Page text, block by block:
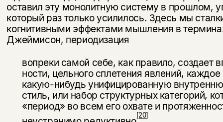
оставил эту монолитную систему в прошлом,
который раз только усилилось. Здесь мы
когнитивными эффектами мышления в
Джеймисон, периодизация
вопреки самой себе, как правило, создает
ности, цельного сплетения явлений,
какую-нибудь унифицированную
стиль, или набор структурных категорий,
«период» во всем его охвате и
[20]